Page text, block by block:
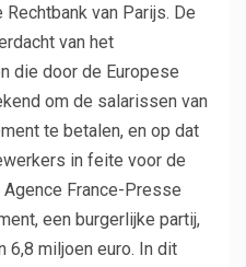
van Parijs. De
van het
die door de Europese
om de salarissen van
te betalen, en op dat
in feite voor de
France-Presse
een burgerlijke partij,
6,8 miljoen euro. In dit